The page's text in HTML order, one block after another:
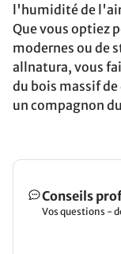
l'humidité de
Que vous optiez
modernes ou de
allnatura, vous
du bois massif
un compagnon
Conseils
Vos questions -